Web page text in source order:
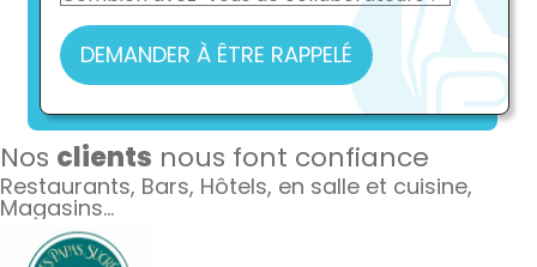
DEMANDER À ÊTRE RAPPELÉ
Nos clients nous font confiance
Restaurants, Bars, Hôtels, en salle et cuisine,
Magasins…